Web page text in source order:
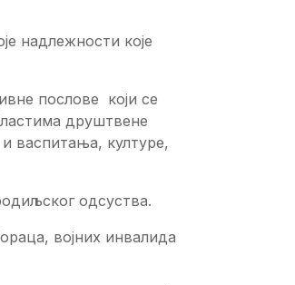
надлежности које
послове који се
друштвене
васпитања, културе,
одсуства.
војних инвалида